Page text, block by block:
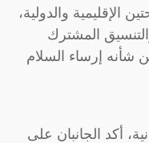
الإقليمية والدولية،
المشترك
شأنه إرساء السلام
أكد الجانبان على